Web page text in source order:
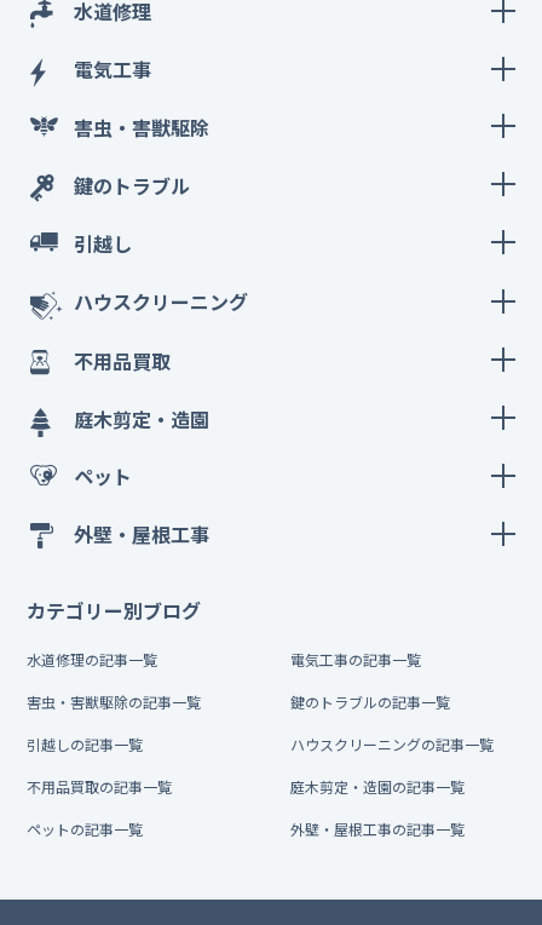
水道修理
電気工事
害虫・害獣駆除
鍵のトラブル
引越し
ハウスクリーニング
不用品買取
庭木剪定・造園
ペット
外壁・屋根工事
カテゴリー別ブログ
水道修理の記事一覧 電気工事の記事一覧
害虫・害獣駆除の記事一覧 鍵のトラブルの記事一覧
引越しの記事一覧 ハウスクリーニングの記事一覧
不用品買取の記事一覧 庭木剪定・造園の記事一覧
ペットの記事一覧 外壁・屋根工事の記事一覧